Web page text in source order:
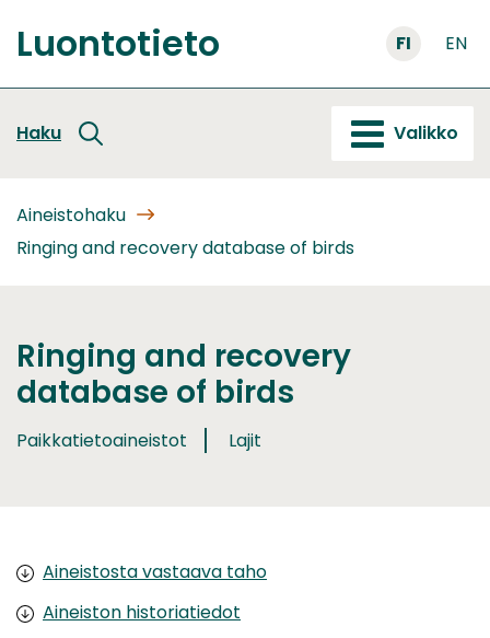
sisältöön
Etusivu
Luontotieto FI EN
Haku Valikko
Aineistohaku
Ringing and recovery database of birds
Ringing and recovery
database of birds
Paikkatietoaineistot Lajit
Aineistosta vastaava taho
Aineiston historiatiedot